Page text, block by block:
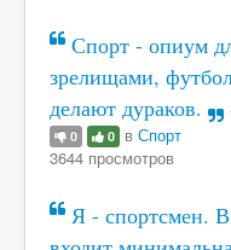
Спорт - опиум
зрелищами,
делают дураков.
0 0 в Спорт
3644 просмотров
Я - спортсмен.